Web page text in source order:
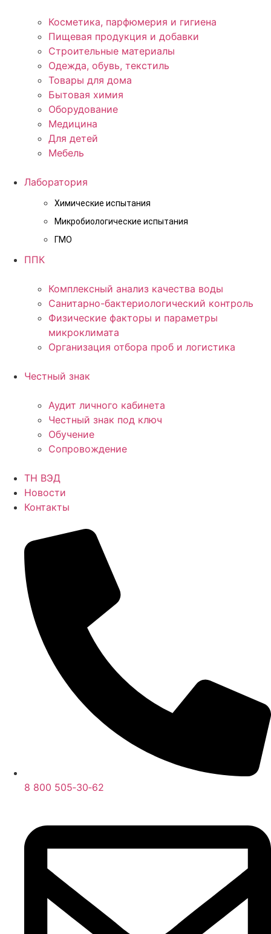
Косметика, парфюмерия и гигиена
Пищевая продукция и добавки
Строительные материалы
Одежда, обувь, текстиль
Товары для дома
Бытовая химия
Оборудование
Медицина
Для детей
Мебель
Лаборатория
Химические испытания
Микробиологические испытания
ГМО
ППК
Комплексный анализ качества воды
Санитарно-бактериологический контроль
Физические факторы и параметры
микроклимата
Организация отбора проб и логистика
Честный знак
Аудит личного кабинета
Честный знак под ключ
Обучение
Сопровождение
ТН ВЭД
Новости
Контакты
8 800 505‑30‑62